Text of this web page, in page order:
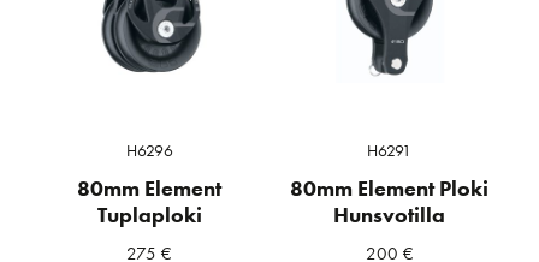
H6296
80mm Element
Tuplaploki
275€
H6291
80mm Element Ploki
Hunsvotilla
200 €